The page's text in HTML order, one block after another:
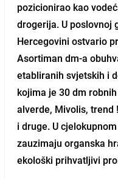
pozicionirao kao
drogerija. U poslovnoj
Hercegovini ostvario
Asortiman dm-a
etabliranih svjetskih i
kojima je 30 dm
alverde, Mivolis, trend
i druge. U
zauzimaju organska
ekološki prihvatljivi